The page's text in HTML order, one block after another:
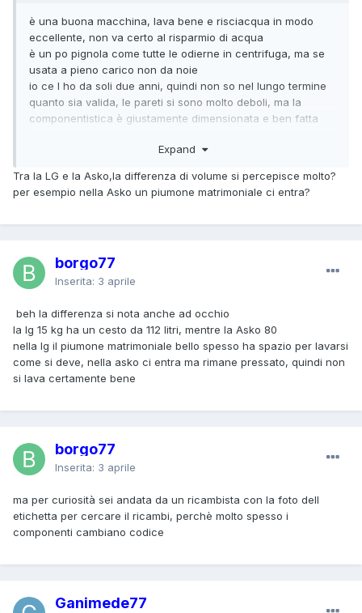
è una buona macchina, lava bene e risciacqua in modo
eccellente, non va certo al risparmio di acqua
è un po pignola come tutte le odierne in centrifuga, ma se
usata a pieno carico non da noie
io ce l ho da soli due anni, quindi non so nel lungo termine
quanto sia valida, le pareti si sono molto deboli, ma la
componentistica è giustamente dimensionata e ben fatta
tra l'altro se non sbaglio la 15 e 17 kg sono state sostituite
migliorata
ho anche la Asko da 12 kg, volume 80 litri e confermo
Expand
Tra la LG e la Asko,la differenza di volume si percepisce molto?
per esempio nella Asko un piumone matrimoniale ci entra?
borgo77
Inserita: 3 aprile
beh la differenza si nota anche ad occhio
la lg 15 kg ha un cesto da 112 litri, mentre la Asko 80
nella lg il piumone matrimoniale bello spesso ha spazio per lavarsi
come si deve, nella asko ci entra ma rimane pressato, quindi non
si lava certamente bene
borgo77
Inserita: 3 aprile
ma per curiosità sei andata da un ricambista con la foto dell
etichetta per cercare il ricambi, perchè molto spesso i
componenti cambiano codice
Ganimede77